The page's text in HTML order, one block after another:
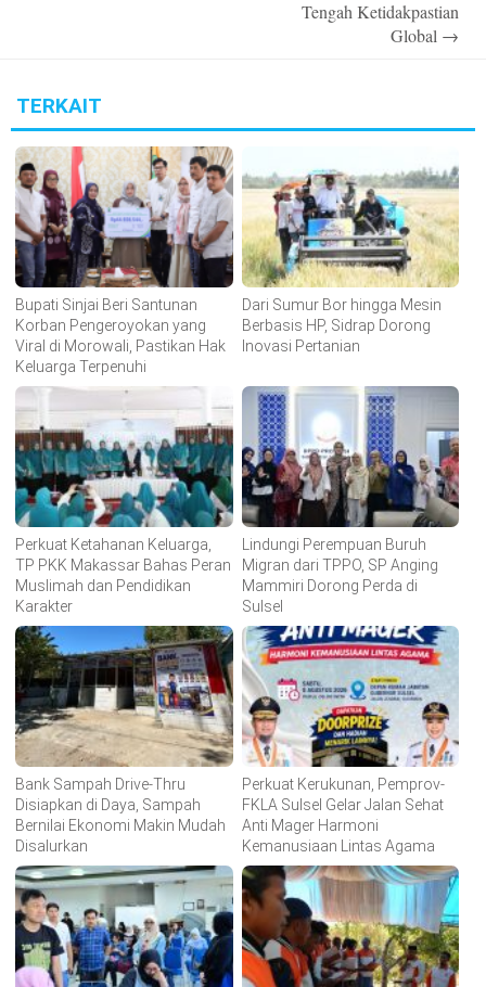
Tengah Ketidakpastian
Global →
TERKAIT
Bupati Sinjai Beri Santunan
Korban Pengeroyokan yang
Viral di Morowali, Pastikan Hak
Keluarga Terpenuhi
Dari Sumur Bor hingga Mesin
Berbasis HP, Sidrap Dorong
Inovasi Pertanian
Perkuat Ketahanan Keluarga,
TP PKK Makassar Bahas Peran
Muslimah dan Pendidikan
Karakter
Lindungi Perempuan Buruh
Migran dari TPPO, SP Anging
Mammiri Dorong Perda di
Sulsel
Bank Sampah Drive-Thru
Disiapkan di Daya, Sampah
Bernilai Ekonomi Makin Mudah
Disalurkan
Perkuat Kerukunan, Pemprov-
FKLA Sulsel Gelar Jalan Sehat
Anti Mager Harmoni
Kemanusiaan Lintas Agama